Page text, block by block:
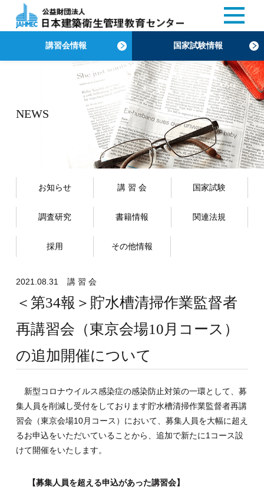
講習会情報 国家試験情報
NEWS
お知らせ 講 習 会 国家試験
調査研究 書籍情報 関連法規
採用 その他情報
2021.08.31 講 習 会
＜第34報＞貯水槽清掃作業監督者
再講習会（東京会場10月コース）
の追加開催について
新型コロナウイルス感染症の感染防止対策の一環として、募
集人員を削減し受付をしております貯水槽清掃作業監督者再講
習会（東京会場10月コース）において、募集人員を大幅に超え
るお申込をいただいていることから、追加で新たに1コース設
けて開催をいたします。
【募集人員を超える申込があった講習会】